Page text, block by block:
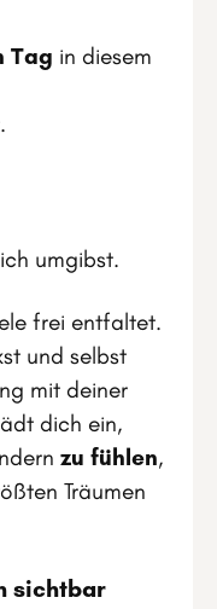
Tag in diesem
umgibst.
frei entfaltet.
und selbst
mit deiner
dich ein,
zu fühlen,
Träumen
sichtbar